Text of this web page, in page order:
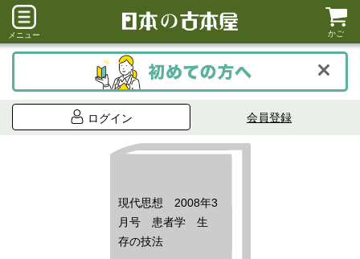
メニュー かご
ログイン 会員登録
現代思想 2008年3
月号 患者学 生
存の技法